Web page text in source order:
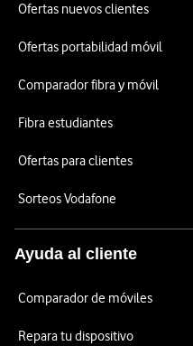
Ofertas nuevos clientes
Ofertas portabilidad móvil
Comparador fibra y móvil
Fibra estudiantes
Ofertas para clientes
Sorteos Vodafone
Ayuda al cliente
Comparador de móviles
Repara tu dispositivo